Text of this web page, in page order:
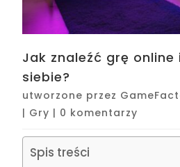
Jak znaleźć grę online
siebie?
utworzone przez
| Gry | 0 komentarzy
Spis treści